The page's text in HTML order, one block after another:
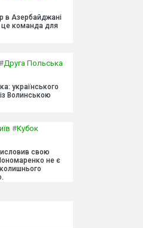
в Азербайджані
це команда для
Друга Польська
українського
Волинською
#Кубок
свою
не є